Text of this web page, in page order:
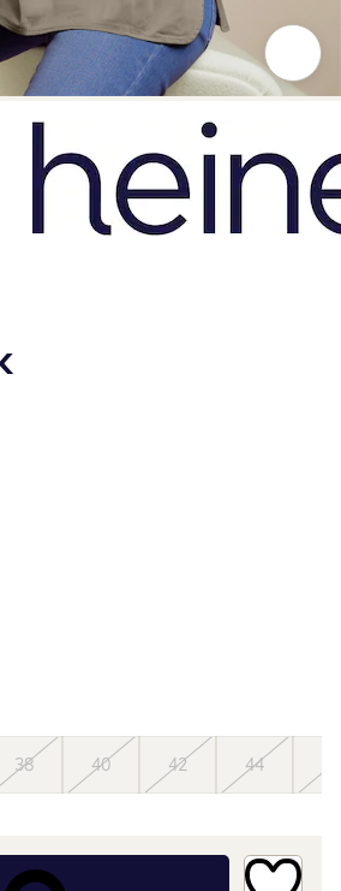
€, vorheriger Preis: 59,99 €
38 40 42 44